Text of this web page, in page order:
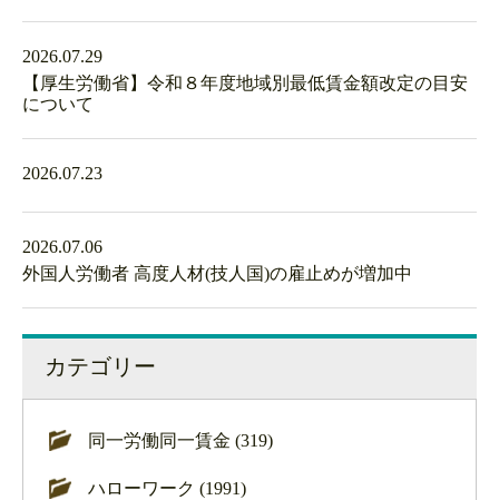
2026.07.29
【厚生労働省】令和８年度地域別最低賃金額改定の目安
について
2026.07.23
2026.07.06
外国人労働者 高度人材(技人国)の雇止めが増加中
カテゴリー
同一労働同一賃金 (319)
ハローワーク (1991)